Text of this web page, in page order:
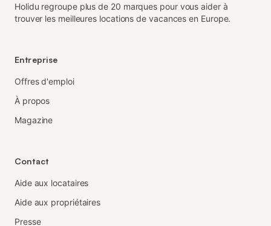
Holidu regroupe plus de 20 marques pour vous aider à
trouver les meilleures locations de vacances en Europe.
Entreprise
Offres d'emploi
À propos
Magazine
Contact
Aide aux locataires
Aide aux propriétaires
Presse